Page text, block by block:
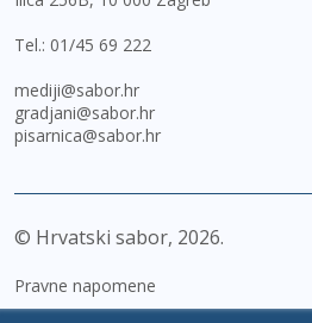
Tel.: 01/45 69 222
mediji@sabor.hr
gradjani@sabor.hr
pisarnica@sabor.hr
© Hrvatski sabor, 2026
Pravne napomene